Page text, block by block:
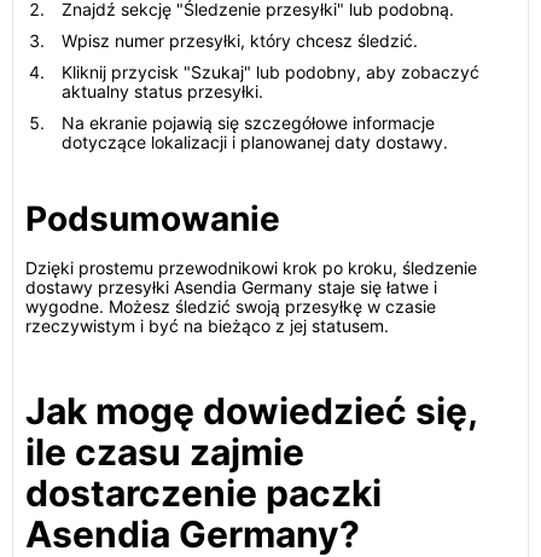
Znajdź sekcję "Śledzenie przesyłki" lub podobną.
Wpisz numer przesyłki, który chcesz śledzić.
Kliknij przycisk "Szukaj" lub podobny, aby zobaczyć
aktualny status przesyłki.
Na ekranie pojawią się szczegółowe informacje
dotyczące lokalizacji i planowanej daty dostawy.
Podsumowanie
Dzięki prostemu przewodnikowi krok po kroku, śledzenie
dostawy przesyłki Asendia Germany staje się łatwe i
wygodne. Możesz śledzić swoją przesyłkę w czasie
rzeczywistym i być na bieżąco z jej statusem.
Jak mogę dowiedzieć się,
ile czasu zajmie
dostarczenie paczki
Asendia Germany?